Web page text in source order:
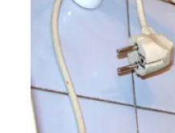
Толщина